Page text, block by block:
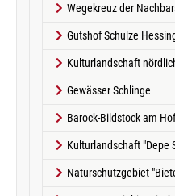
Wegekreuz der
Gutshof Schulze
Kulturlandschaft
Gewässer Schlinge
Barock-Bildstock am
Kulturlandschaft "Depe
Naturschutzgebiet